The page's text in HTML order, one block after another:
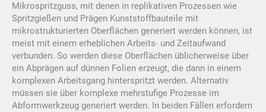
Mikrospritzguss, mit denen in replikativen Prozessen wie
Spritzgießen und Prägen Kunststoffbauteile mit
mikrostrukturierten Oberflächen generiert werden können, ist
meist mit einem erheblichen Arbeits- und Zeitaufwand
verbunden. So werden diese Oberflächen üblicherweise über
ein Abprägen auf dünnen Folien erzeugt, die dann in einem
komplexen Arbeitsgang hinterspritzt werden. Alternativ
müssen sie über komplexe mehrstufige Prozesse im
Abformwerkzeug generiert werden. In beiden Fällen erfordern